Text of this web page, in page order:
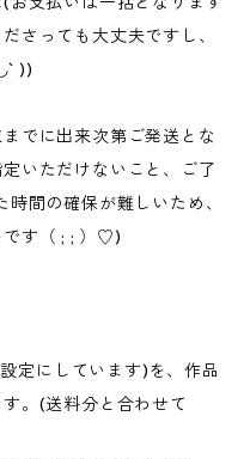
さっても大丈夫ですし、
))
でに出来次第ご発送とな
いただけないこと、ご了
間の確保が難しいため、
です（ ; ; ）♡)
定にしています)を、作品
。(送料分と合わせて